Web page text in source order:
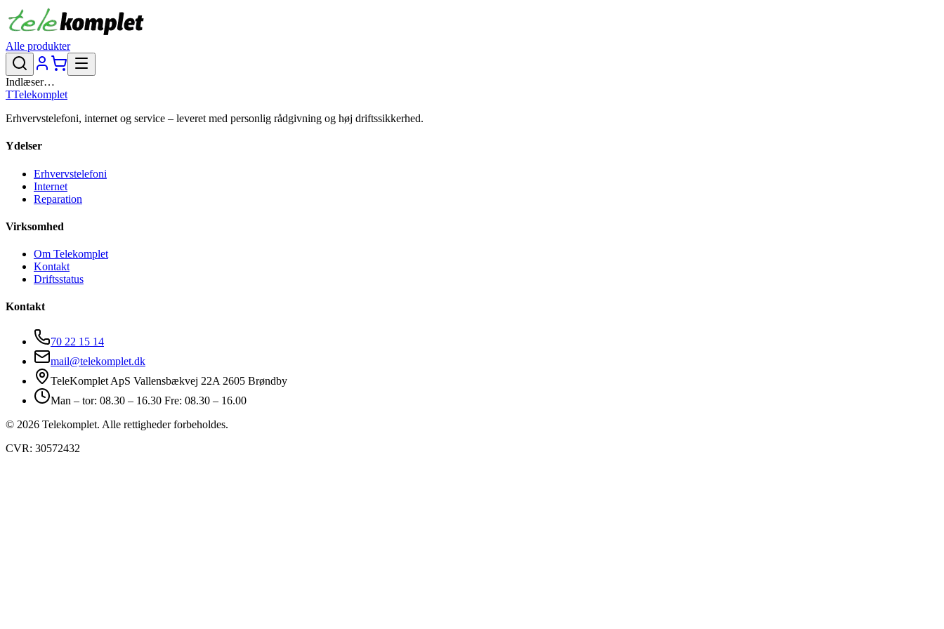
Alle produkter
Indlæser…
TTelekomplet
Erhvervstelefoni, internet og service – leveret med personlig rådgivning og høj driftssikkerhed.
Ydelser
Erhvervstelefoni
Internet
Reparation
Virksomhed
Om Telekomplet
Kontakt
Driftsstatus
Kontakt
70 22 15 14
mail@telekomplet.dk
TeleKomplet ApS Vallensbækvej 22A 2605 Brøndby
Man – tor: 08.30 – 16.30 Fre: 08.30 – 16.00
© 2026 Telekomplet. Alle rettigheder forbeholdes.
CVR: 30572432